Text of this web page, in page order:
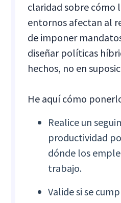
claridad sobre cómo
entornos afectan al
de imponer
diseñar políticas
hechos, no en
He aquí cómo
Realice un
productividad
dónde los
trabajo.
Valide si se